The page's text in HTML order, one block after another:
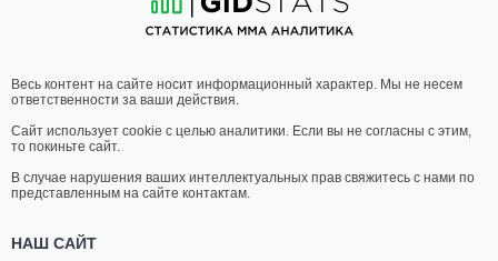
Весь контент на сайте носит информационный характер. Мы не несем
ответственности за ваши действия.
Сайт использует cookie с целью аналитики. Если вы не согласны с этим,
то покиньте сайт.
В случае нарушения ваших интеллектуальных прав свяжитесь с нами по
представленным на сайте контактам.
НАШ САЙТ